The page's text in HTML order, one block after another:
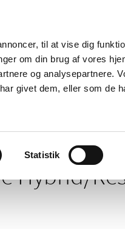
til at vise dig
om din brug af vores
og analysepartnere.
givet dem, eller som de
Statistik
Nyheder Om os
og
Apoteker og salg
Hybrid/